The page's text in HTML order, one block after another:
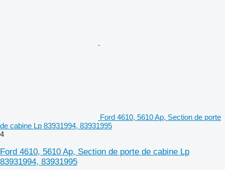
Ford 4610, 5610 Ap, Section de porte
de cabine Lp 83931994, 83931995
4
Ford 4610, 5610 Ap, Section de porte de cabine Lp
83931994, 83931995